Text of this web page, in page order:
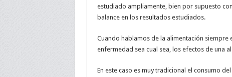
estudiado ampliamente, bien por supuesto
balance en los resultados estudiados.
Cuando hablamos de la alimentación
enfermedad sea cual sea, los efectos de una
En este caso es muy tradicional el consumo